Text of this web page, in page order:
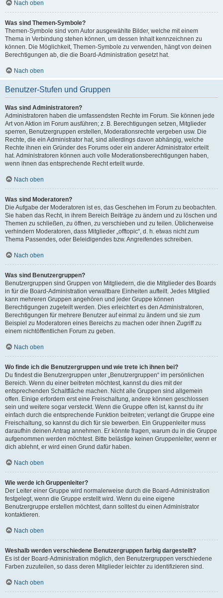
Nach oben
Was sind Themen-Symbole?
Themen-Symbole sind vom Autor ausgewählte Bilder, welche mit einem
Thema in Verbindung stehen können, um dessen Inhalt kennzeichnen zu
können. Die Möglichkeit, Themen-Symbole zu verwenden, hängt von deinen
Berechtigungen ab, die die Board-Administration gesetzt hat.
Nach oben
Benutzer-Stufen und Gruppen
Was sind Administratoren?
Administratoren haben die umfassendsten Rechte im Forum. Sie können jede
Art von Aktion im Forum ausführen; z. B. Berechtigungen setzen, Mitglieder
sperren, Benutzergruppen erstellen, Moderationsrechte vergeben usw. Die
Rechte, die ein Administrator hat, sind allerdings davon abhängig, welche
Rechte ihnen ein Gründer des Forums oder ein anderer Administrator erteilt
hat. Administratoren können auch volle Moderationsberechtigungen haben,
wenn ihnen das entsprechende Recht erteilt wurde.
Nach oben
Was sind Moderatoren?
Die Aufgabe der Moderatoren ist es, das Geschehen im Forum zu beobachten.
Sie haben das Recht, in ihrem Bereich Beiträge zu ändern und zu löschen und
Themen zu schließen, zu öffnen, zu verschieben und zu teilen. Üblicherweise
verhindern Moderatoren, dass Mitglieder „offtopic“, d. h. etwas nicht zum
Thema Passendes, oder Beleidigendes bzw. Angreifendes schreiben.
Nach oben
Was sind Benutzergruppen?
Benutzergruppen sind Gruppen von Mitgliedern, die die Mitglieder des Boards
in für die Board-Administration verwaltbare Einheiten aufteilt. Jedes Mitglied
kann mehreren Gruppen angehören und jeder Gruppe können
Berechtigungen zugeteilt werden. Dies erleichtert es den Administratoren,
Berechtigungen für mehrere Benutzer auf einmal zu ändern und sie zum
Beispiel zu Moderatoren eines Bereichs zu machen oder ihnen Zugriff zu
einem nichtöffentlichen Forum zu geben.
Nach oben
Wo finde ich die Benutzergruppen und wie trete ich ihnen bei?
Du findest die Benutzergruppen unter „Benutzergruppen“ im persönlichen
Bereich. Wenn du einer beitreten möchtest, kannst du dies mit der
entsprechenden Schaltfläche machen. Nicht alle Gruppen sind allgemein
offen. Einige erfordern erst eine Freischaltung, andere können geschlossen
sein und weitere sogar versteckt. Wenn die Gruppe offen ist, kannst du ihr
einfach durch die entsprechende Funktion beitreten; verlangt die Gruppe eine
Freischaltung, so kannst du dich für sie bewerben. Ein Gruppenleiter muss
daraufhin deinen Antrag annehmen. Er könnte fragen, warum du in die Gruppe
aufgenommen werden möchtest. Bitte belästige keinen Gruppenleiter, wenn er
dich ablehnt, er wird einen Grund dafür haben.
Nach oben
Wie werde ich Gruppenleiter?
Der Leiter einer Gruppe wird normalerweise durch die Board-Administration
festgelegt, wenn die Gruppe erstellt wird. Wenn du eine eigene
Benutzergruppe erstellen möchtest, dann solltest du einen Administrator
kontaktieren.
Nach oben
Weshalb werden verschiedene Benutzergruppen farbig dargestellt?
Es ist der Board-Administration möglich, den Benutzergruppen verschiedene
Farben zuzuteilen, so dass deren Mitglieder leichter zu identifizieren sind.
Nach oben